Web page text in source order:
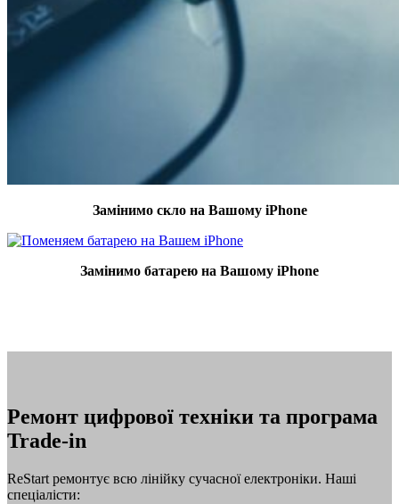
Замінимо скло на Вашому iPhone
Замінимо батарею на Вашому iPhone
Ремонт цифрової техніки та програма
Trade‑in
ReStart ремонтує всю лінійку сучасної електроніки. Наші
спеціалісти: